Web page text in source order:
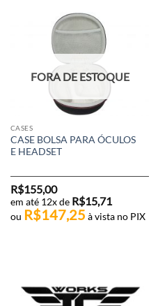
FORA DE ESTOQUE
CASES
CASE BOLSA PARA ÓCULOS
E HEADSET
R$155,00
em até 12x de R$15,71
ou R$147,25 à vista no PIX